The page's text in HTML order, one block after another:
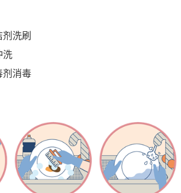
洗刷
洗
剂消毒